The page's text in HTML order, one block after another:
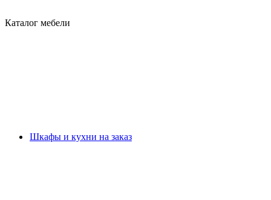
Каталог мебели
Шкафы и кухни на заказ